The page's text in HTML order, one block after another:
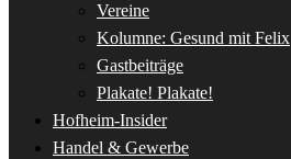
Vereine
Kolumne: Gesund mit Felix
Gastbeiträge
Plakate! Plakate!
Hofheim-Insider
Handel & Gewerbe